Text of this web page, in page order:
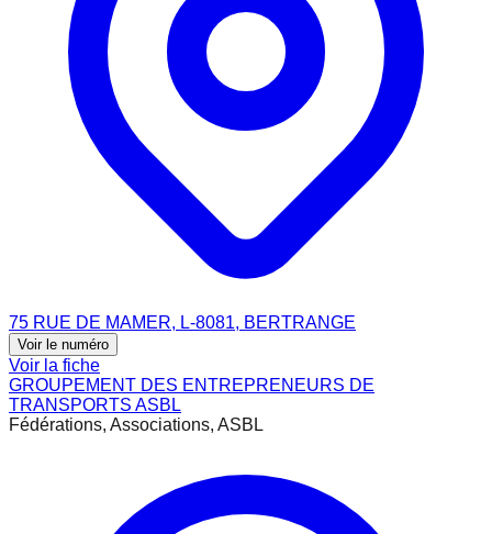
75 RUE DE MAMER, L-8081, BERTRANGE
Voir le numéro
Voir la fiche
GROUPEMENT DES ENTREPRENEURS DE
TRANSPORTS ASBL
Fédérations, Associations, ASBL